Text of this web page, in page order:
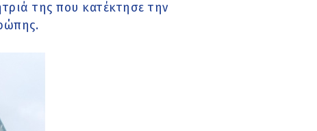
της που κατέκτησε την